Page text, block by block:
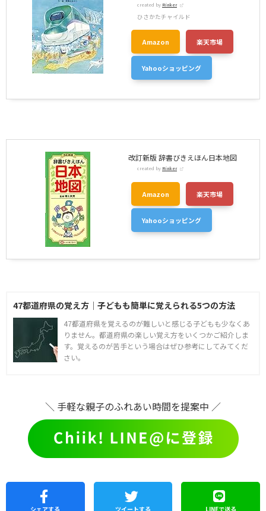
created by Rinker
ひさかたチャイルド
Amazon 楽天市場
Yahooショッピング
改訂新版 辞書びきえほん日本地図
created by Rinker
Amazon 楽天市場
Yahooショッピング
47都道府県の覚え方│子どもも簡単に覚えられる5つの方法
47都道府県を覚えるのが難しいと感じる子どもも少なくあ
りません。都道府県の楽しい覚え方をいくつかご紹介しま
す。覚えるのが苦手という場合はぜひ参考にしてみてくだ
さい。
＼ 手軽な親子のふれあい時間を提案中 ／
シェアする ツイートする LINEで送る